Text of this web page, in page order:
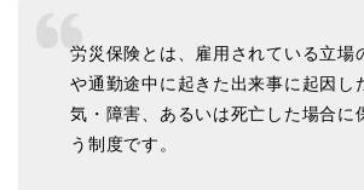
労災保険とは、雇用されている立場
や通勤途中に起きた出来事に起因し
気・障害、あるいは死亡した場合に
う制度です。